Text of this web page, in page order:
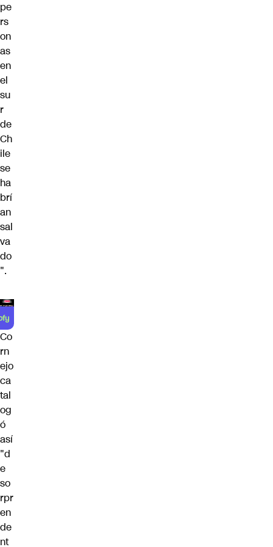
pe
rs
on
as
en
el
su
r
de
Ch
ile
se
ha
brí
an
sal
va
do
".
Co
rn
ejo
ca
tal
og
ó
así
"d
e
so
rpr
en
de
nt